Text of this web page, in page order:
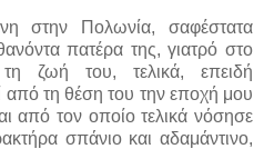
στην Πολωνία, σαφέστατα
πατέρα της, γιατρό στο
ζωή του, τελικά, επειδή
τη θέση του την εποχή μου
από τον οποίο τελικά νόσησε
σπάνιο και αδαμάντινο,